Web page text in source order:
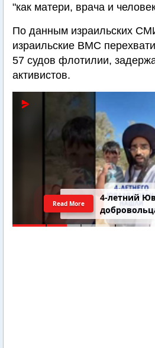
"как матери, врача и
По данным израильских
израильские ВМС
57 судов флотилии,
активистов.
4-летний
Read More